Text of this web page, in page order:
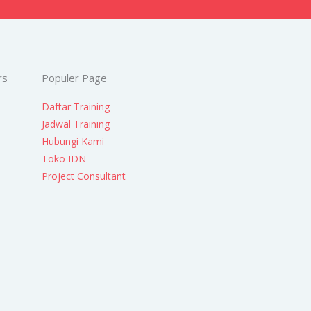
Populer Page
Daftar Training
Jadwal Training
Hubungi Kami
Toko IDN
Project Consultant